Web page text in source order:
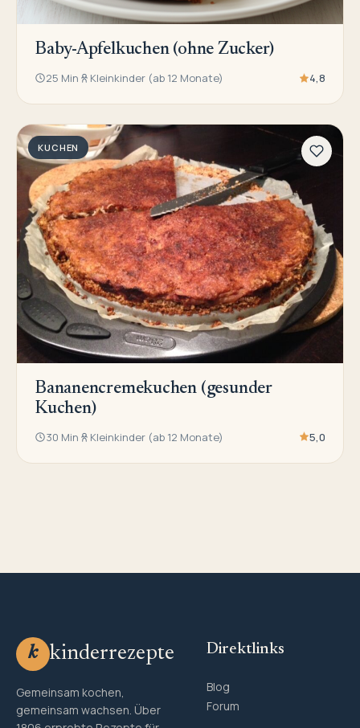
Baby-Apfelkuchen (ohne Zucker)
25 Min Kleinkinder (ab 12 Monate) 4,8
KUCHEN
Bananencremekuchen (gesunder
Kuchen)
30 Min Kleinkinder (ab 12 Monate) 5,0
k kinderrezepte
Gemeinsam kochen,
gemeinsam wachsen. Über
Direktlinks
Blog
Forum